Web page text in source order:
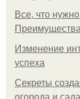
Все, что
Изменение
успеха
Секреты
огорода и